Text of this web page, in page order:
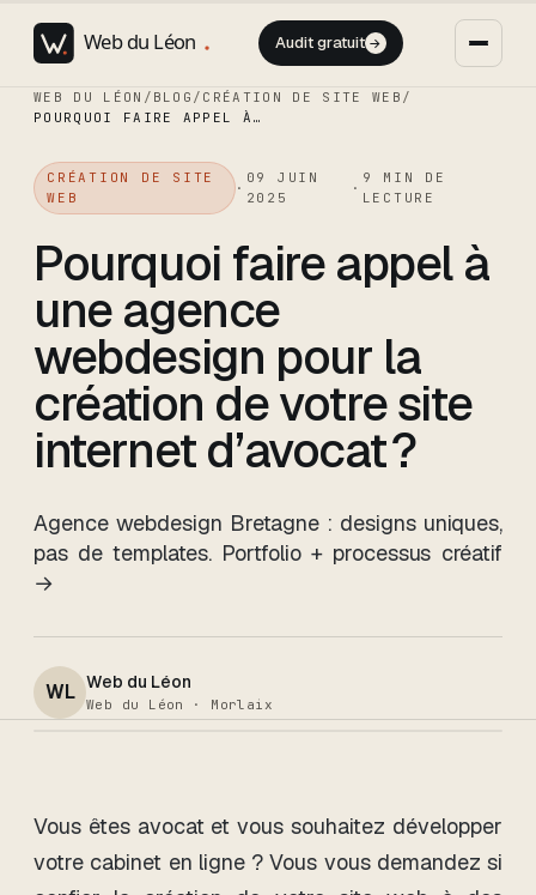
Audit gratuit →
WEB DU LÉON / BLOG / CRÉATION DE SITE WEB /
POURQUOI FAIRE APPEL À UNE AGENCE WEBDESIGN POUR LA CRÉATION DE VOTRE SITE INTERNET D’AVOCAT ?
CRÉATION DE SITE
WEB
·
09 JUIN
2025
·
9
MIN DE
LECTURE
Pourquoi faire appel à
une agence
webdesign pour la
création de votre site
internet d’avocat ?
Agence webdesign Bretagne : designs uniques,
pas de templates. Portfolio + processus créatif
→
WL Web du Léon
Web du Léon · Morlaix
Vous êtes avocat et vous souhaitez développer
votre cabinet en ligne ? Vous vous demandez si